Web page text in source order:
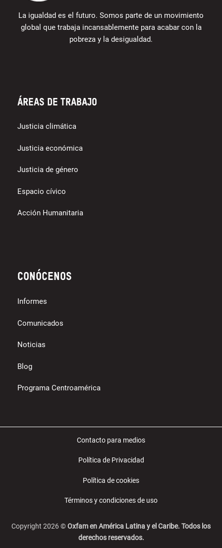
La igualdad es el futuro. Somos parte de un movimiento
global que trabaja incansablemente para acabar con la
pobreza y la desigualdad.
Áreas de trabajo
Justicia climática
Justicia económica
Justicia de género
Espacio cívico
Acción Humanitaria
Conócenos
Informes
Comunicados
Noticias
Blog
Programa Centroamérica
Contacto para medios
Política de Privacidad
Política de cookies
Términos y condiciones de uso
Copyright 2026 ©Oxfam en América Latina y el Caribe. Todos los
derechos reservados.